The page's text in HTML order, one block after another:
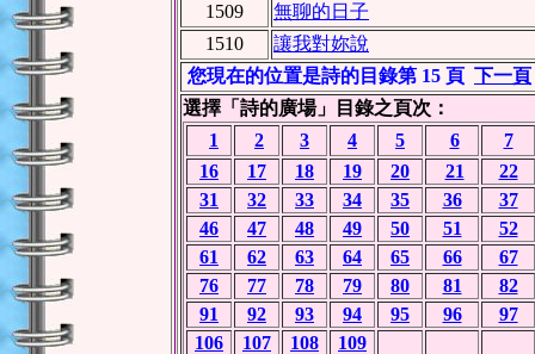
1509
無聊的日子
1510
讓我對妳說
您現在的位置是詩的目錄第 15 頁 下一頁
選擇「詩的廣場」目錄之頁次：
1
2 3 4 5 6
7
16
17 18 19 20 21
22
31
32 33 34 35 36
37
46
47 48 49 50 51
52
61
62 63 64 65 66
67
76
77 78 79 80 81
82
91
92 93 94 95 96
97
106
107 108 109